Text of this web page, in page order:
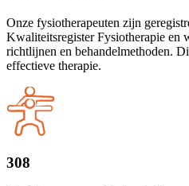
Onze fysiotherapeuten zijn
Kwaliteitsregister Fysiotherapie en
richtlijnen en behandelmethoden.
effectieve therapie.
308